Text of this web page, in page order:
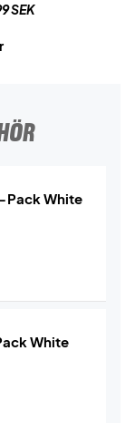
SEK
Pack White
White